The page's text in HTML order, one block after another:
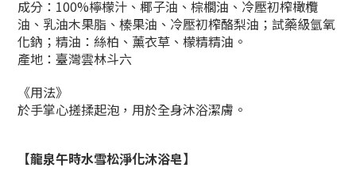
成分：100%檸檬汁、椰子油、棕櫚油、冷壓初榨橄欖
油、乳油木果脂、榛果油、冷壓初榨酪梨油；試藥級氫氧
化鈉；精油：絲柏、薰衣草、檬精精油。
產地：臺灣雲林斗六
《用法》
於手掌心搓揉起泡，用於全身沐浴潔膚。
【龍泉午時水雪松淨化沐浴皂】